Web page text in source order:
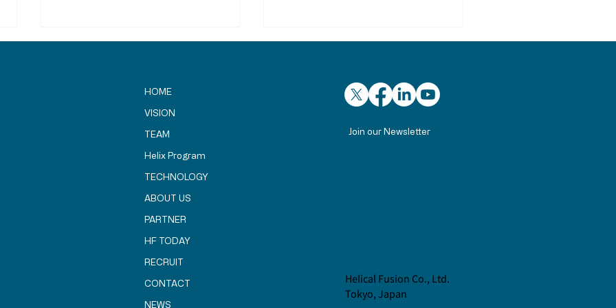
SBIR補助金プログラム関係者
の皆様が「Helix HARUKA」
建設地を視察されました
HOME
VISION
TEAM
Helix Program
TECHNOLOGY
ABOUT US
PARTNER
HF TODAY
RECRUIT
CONTACT
NEWS
Join our Newsletter
Helical Fusion Co., Ltd.
Tokyo, Japan